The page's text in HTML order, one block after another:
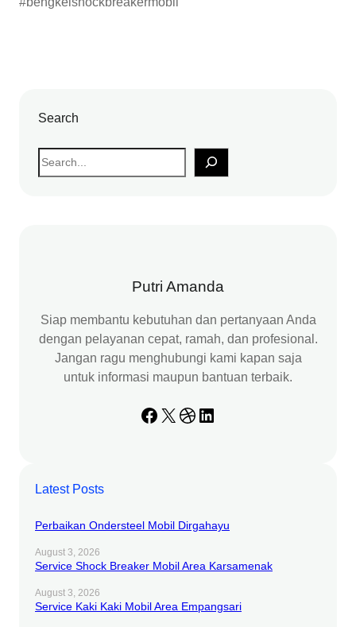
Search
S
e
Putri Amanda
Siap membantu kebutuhan dan pertanyaan Anda
dengan pelayanan cepat, ramah, dan profesional.
Jangan ragu menghubungi kami kapan saja
untuk informasi maupun bantuan terbaik.
Facebook X Dribbble LinkedIn
Latest Posts
Perbaikan Ondersteel Mobil Dirgahayu
August 3, 2026
Service Shock Breaker Mobil Area Karsamenak
August 3, 2026
Service Kaki Kaki Mobil Area Empangsari